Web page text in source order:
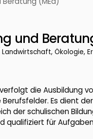
und
Ökologie,
die Ausbildung
Es dient
der schulischen
qualifiziert für